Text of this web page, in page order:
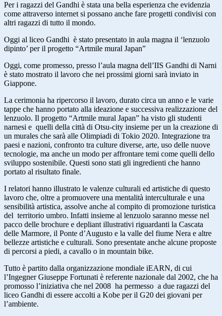
Per i ragazzi del Gandhi è stata una bella esperienza che evidenzia
come attraverso internet si possano anche fare progetti condivisi con
altri ragazzi di tutto il mondo.
Oggi al liceo Gandhi è stato presentato in aula magna il ‘lenzuolo
dipinto’ per il progetto “Artmile mural Japan”
Oggi, come promesso, presso l’aula magna dell’IIS Gandhi di Narni
è stato mostrato il lavoro che nei prossimi giorni sarà inviato in
Giappone.
La cerimonia ha ripercorso il lavoro, durato circa un anno e le varie
tappe che hanno portato alla ideazione e successiva realizzazione del
lenzuolo. Il progetto “Artmile mural Japan” ha visto gli studenti
narnesi e quelli della città di Otsu-city insieme per un la creazione di
un murales che sarà alle Olimpiadi di Tokio 2020. Integrazione tra
paesi e nazioni, confronto tra culture diverse, arte, uso delle nuove
tecnologie, ma anche un modo per affrontare temi come quelli dello
sviluppo sostenibile. Questi sono stati gli ingredienti che hanno
portato al risultato finale.
I relatori hanno illustrato le valenze culturali ed artistiche di questo
lavoro che, oltre a promuovere una mentalità interculturale e una
sensibilità artistica, assolve anche al compito di promozione turistica
del territorio umbro. Infatti insieme al lenzuolo saranno messe nel
pacco delle brochure e depliant illustrativi riguardanti la Cascata
delle Marmore, il Ponte d’Augusto e la valle del fiume Nera e altre
bellezze artistiche e culturali. Sono presentate anche alcune proposte
di percorsi a piedi, a cavallo o in mountain bike.
Tutto è partito dalla organizzazione mondiale iEARN, di cui
l’Ingegner Giuseppe Fortunati è referente nazionale dal 2002, che ha
promosso l’iniziativa che nel 2008 ha permesso a due ragazzi del
liceo Gandhi di essere accolti a Kobe per il G20 dei giovani per
l’ambiente.